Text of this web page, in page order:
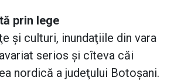
prin lege
şi culturi, inundaţiile din vara
serios şi cîteva căi
nordică a judeţului Botoşani.